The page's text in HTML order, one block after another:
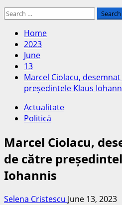
Search
Home
2023
June
13
Marcel Ciolacu,
președintele Klaus
Actualitate
Politică
Marcel Ciolacu,
de către
Iohannis
Selena Cristescu June 13, 2023